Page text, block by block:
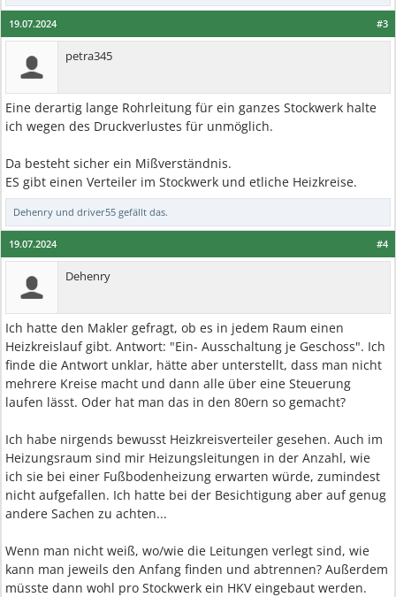
#3
19.07.2024
petra345
Eine derartig lange Rohrleitung für ein ganzes Stockwerk halte
ich wegen des Druckverlustes für unmöglich.
Da besteht sicher ein Mißverständnis.
ES gibt einen Verteiler im Stockwerk und etliche Heizkreise.
Dehenry und driver55 gefällt das.
#4
19.07.2024
Dehenry
Ich hatte den Makler gefragt, ob es in jedem Raum einen
Heizkreislauf gibt. Antwort: "Ein- Ausschaltung je Geschoss". Ich
finde die Antwort unklar, hätte aber unterstellt, dass man nicht
mehrere Kreise macht und dann alle über eine Steuerung
laufen lässt. Oder hat man das in den 80ern so gemacht?
Ich habe nirgends bewusst Heizkreisverteiler gesehen. Auch im
Heizungsraum sind mir Heizungsleitungen in der Anzahl, wie
ich sie bei einer Fußbodenheizung erwarten würde, zumindest
nicht aufgefallen. Ich hatte bei der Besichtigung aber auf genug
andere Sachen zu achten...
Wenn man nicht weiß, wo/wie die Leitungen verlegt sind, wie
kann man jeweils den Anfang finden und abtrennen? Außerdem
müsste dann wohl pro Stockwerk ein HKV eingebaut werden.